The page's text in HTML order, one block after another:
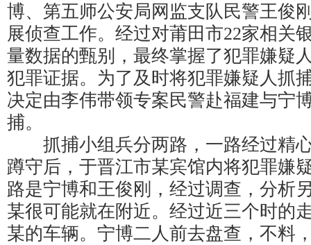
博、第五师公安局网监支队民警王俊
展侦查工作。经过对莆田市22家相关
量数据的甄别，最终掌握了犯罪嫌疑
犯罪证据。为了及时将犯罪嫌疑人抓
决定由李伟带领专案民警赴福建与宁
捕。
抓捕小组兵分两路，一路经过精心
蹲守后，于晋江市某宾馆内将犯罪嫌
路是宁博和王俊刚，经过调查，分析
某很可能就在附近。经过近三个时的
某的车辆。宁博二人前去盘查，不料